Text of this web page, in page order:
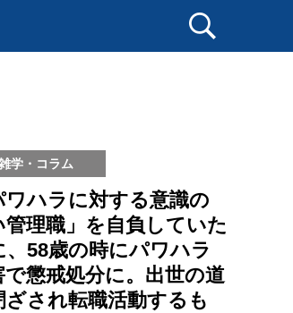
学・コラム
ワハラに対する意識の
管理職」を自負していた
、58歳の時にパワハラ
で懲戒処分に。出世の道
ざされ転職活動するも